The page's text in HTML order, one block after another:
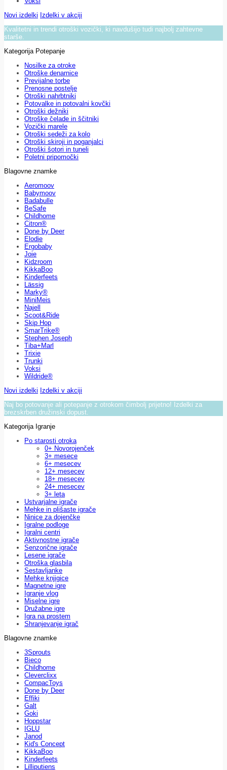
Novi izdelki Izdelki v akciji
Kvalitetni in trendi otroški vozički, ki navdušijo tudi najbolj zahtevne
starše.
Kategorija Potepanje
Nosilke za otroke
Otroške denarnice
Previjalne torbe
Prenosne postelje
Otroški nahrbtniki
Potovalke in potovalni kovčki
Otroški dežniki
Otroške čelade in ščitniki
Vozički marele
Otroški sedeži za kolo
Otroški skiroji in poganjalci
Otroški šotori in tuneli
Poletni pripomočki
Blagovne znamke
Aeromoov
Babymoov
Badabulle
BeSafe
Childhome
Citron®
Done by Deer
Elodie
Ergobaby
Joie
Kidzroom
KikkaBoo
Kinderfeets
Lässig
Marky®
MiniMeis
Najell
Scoot&Ride
Skip Hop
SmarTrike®
Stephen Joseph
Tiba+Marl
Trixie
Trunki
Voksi
Wildride®
Novi izdelki Izdelki v akciji
Naj bo potovanje ali potepanje z otrokom čimbolj prijetno! Izdelki za
brezskrben družinski dopust.
Kategorija Igranje
Po starosti otroka
0+ Novorojenček
3+ mesece
6+ mesecev
12+ mesecev
18+ mesecev
24+ mesecev
3+ leta
Ustvarjalne igrače
Mehke in plišaste igrače
Ninice za dojenčke
Igralne podloge
Igralni centri
Aktivnostne igrače
Senzorične igrače
Lesene igrače
Otroška glasbila
Sestavljanke
Mehke knjigice
Magnetne igre
Igranje vlog
Miselne igre
Družabne igre
Igra na prostem
Shranjevanje igrač
Blagovne znamke
3Sprouts
Bieco
Childhome
Cleverclixx
CompacToys
Done by Deer
Effiki
Galt
Goki
Hoppstar
IGLU
Janod
Kid's Concept
KikkaBoo
Kinderfeets
Lilliputiens